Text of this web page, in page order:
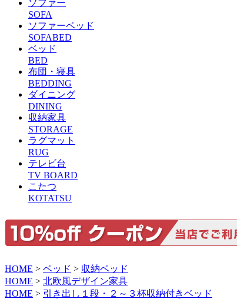
ソファー
SOFA
ソファーベッド
SOFABED
ベッド
BED
布団・寝具
BEDDING
ダイニング
DINING
収納家具
STORAGE
ラグマット
RUG
テレビ台
TV BOARD
こたつ
KOTATSU
HOME > ベッド > 収納ベッド
HOME > 北欧風デザイン家具
HOME > 引き出し１段・２～３杯収納付きベッド